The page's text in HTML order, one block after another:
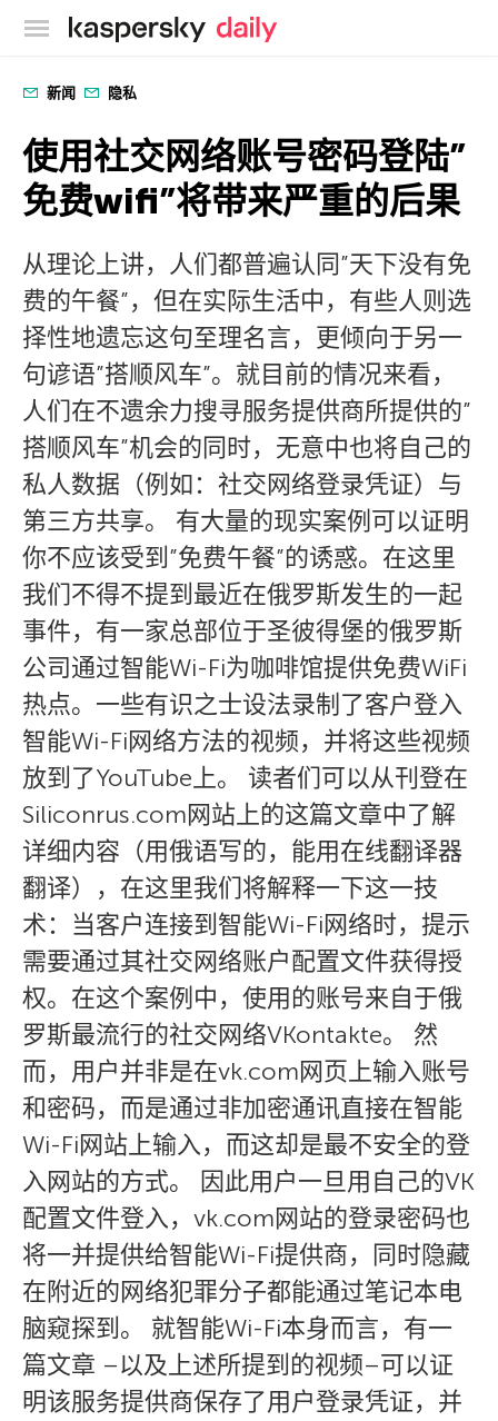
卡巴斯基官方博客
新闻 隐私
使用社交网络账号密码登陆”
免费wifi”将带来严重的后果
从理论上讲，人们都普遍认同”天下没有免
费的午餐”，但在实际生活中，有些人则选
择性地遗忘这句至理名言，更倾向于另一
句谚语”搭顺风车”。就目前的情况来看，
人们在不遗余力搜寻服务提供商所提供的”
搭顺风车”机会的同时，无意中也将自己的
私人数据（例如：社交网络登录凭证）与
第三方共享。 有大量的现实案例可以证明
你不应该受到”免费午餐”的诱惑。在这里
我们不得不提到最近在俄罗斯发生的一起
事件，有一家总部位于圣彼得堡的俄罗斯
公司通过智能Wi-Fi为咖啡馆提供免费WiFi
热点。一些有识之士设法录制了客户登入
智能Wi-Fi网络方法的视频，并将这些视频
放到了YouTube上。 读者们可以从刊登在
Siliconrus.com网站上的这篇文章中了解
详细内容（用俄语写的，能用在线翻译器
翻译），在这里我们将解释一下这一技
术：当客户连接到智能Wi-Fi网络时，提示
需要通过其社交网络账户配置文件获得授
权。在这个案例中，使用的账号来自于俄
罗斯最流行的社交网络VKontakte。 然
而，用户并非是在vk.com网页上输入账号
和密码，而是通过非加密通讯直接在智能
Wi-Fi网站上输入，而这却是最不安全的登
入网站的方式。 因此用户一旦用自己的VK
配置文件登入，vk.com网站的登录密码也
将一并提供给智能Wi-Fi提供商，同时隐藏
在附近的网络犯罪分子都能通过笔记本电
脑窥探到。 就智能Wi-Fi本身而言，有一
篇文章 –以及上述所提到的视频–可以证
明该服务提供商保存了用户登录凭证，并